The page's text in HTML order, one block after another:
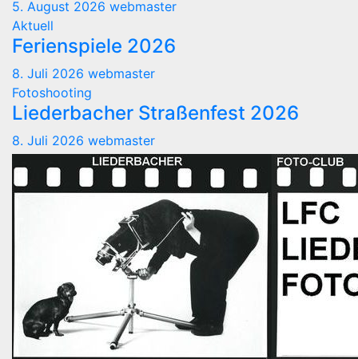
5. August 2026 webmaster
Aktuell
Ferienspiele 2026
8. Juli 2026 webmaster
Fotoshooting
Liederbacher Straßenfest 2026
8. Juli 2026 webmaster